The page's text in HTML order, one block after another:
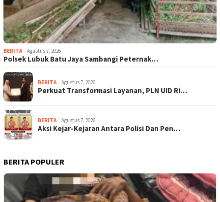
BERITA Agustus 7, 2026
Polsek Lubuk Batu Jaya Sambangi Peternak…
BERITA Agustus 7, 2026
Perkuat Transformasi Layanan, PLN UID Ri…
BERITA Agustus 7, 2026
Aksi Kejar-Kejaran Antara Polisi Dan Pen…
BERITA POPULER